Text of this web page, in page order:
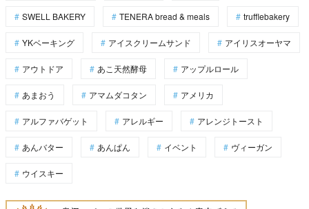
SWELL BAKERY TENERA bread & meals trufflebakery
YKベーキング アイスクリームサンド アイリスオーヤマ
アウトドア あこ天然酵母 アップルロール
あまおう アマムダコタン アメリカ
アルファバゲット アレルギー アレンジトースト
あんバター あんぱん イベント ヴィーガン
ウイスキー